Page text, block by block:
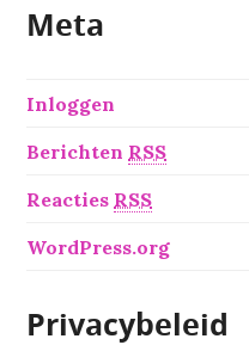
Meta
Inloggen
Berichten RSS
Reacties RSS
WordPress.org
Privacybeleid